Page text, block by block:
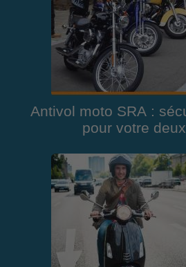
Antivol moto SRA :
pour votre